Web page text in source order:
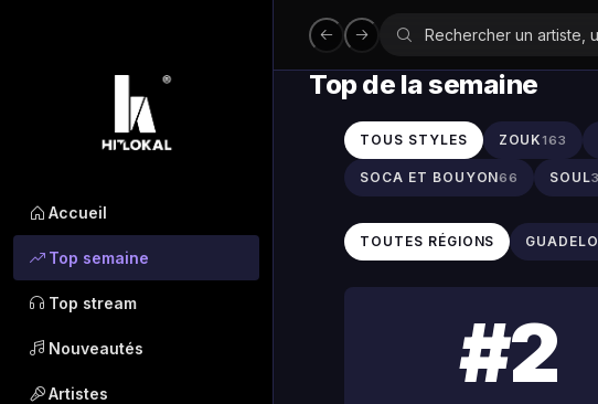
Accueil
Top semaine
Top stream
Nouveautés
Artistes
Top de la semaine
TOUS STYLES ZOUK163
SOCA ET BOUYON66 SOUL3
TOUTES RÉGIONS
#2